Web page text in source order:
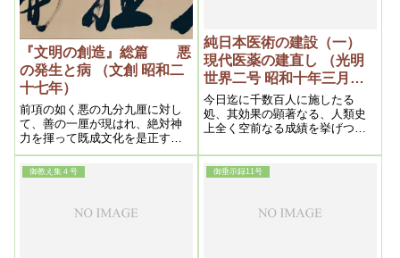
『文明の創造』総篇 悪
の発生と病 （文創 昭和二
十七年）
前項の如く悪の九分九厘に対し
て、善の一厘が現はれ、絶対神
力を揮って既成文化を是正する
と共に、新文化を打ち樹てる。
早くいえば掌を反えすのであ
る。之が今後に於ける神の経綸
図は想像に絶するといってよか
純日本医術の建設（一）
現代医薬の建直し （光明
世界二号 昭和十年三月四
日）
今日迄に千数百人に施したる
処、其効果の顕著なる、人類史
上全く空前なる成績を挙げつつ
願たる、救世済民の一方面とし
て先づ医学の根本的革正を期
御教え集４号 御垂示録11号